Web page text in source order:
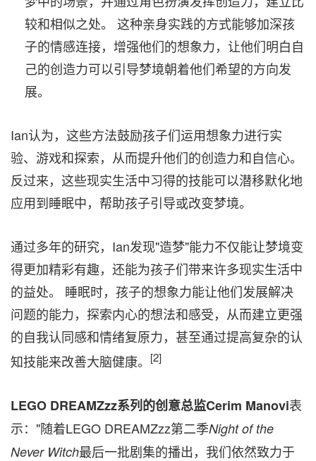
较和相似之处。 这种亲身实践的方式能够加深孩
子的情感连接，增强他们的想象力，让他们明白自
己的创造力可以引导梦境朝着他们希望的方向发
展。
Ian认为，这些方法鼓励孩子们运用想象力进行实
验、游戏和探索，从而提升他们的创造力和自信心。
反过来，这些现实生活中习得的技能可以潜移默化地
应用到睡眠中，帮助孩子引导或改变梦境。
通过多年的研究，Ian发现"造梦"能力不仅能让梦境变
得更加精彩有趣，还能为孩子们带来许多现实生活中
的益处。 睡眠时，孩子的想象力能让他们发展解决
问题的能力，探索内心的想法和感受，从而建立更强
的自我认同感和情绪复原力，甚至通过提高复杂的认
知技能来改善大脑健康。 [2]
LEGO DREAMZzz系列的创意总监Cerim Manovi表
示："随着LEGO DREAMZzz第二季Night of the
Never Witch最后一批剧集的播出，我们依然致力于